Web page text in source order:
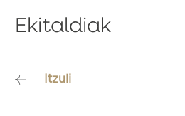
Ekitaldiak
Itzuli